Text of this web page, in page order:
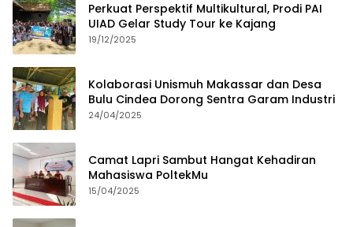
Perkuat Perspektif Multikultural, Prodi PAI
UIAD Gelar Study Tour ke Kajang
19/12/2025
Kolaborasi Unismuh Makassar dan Desa
Bulu Cindea Dorong Sentra Garam Industri
24/04/2025
Camat Lapri Sambut Hangat Kehadiran
Mahasiswa PoltekMu
15/04/2025